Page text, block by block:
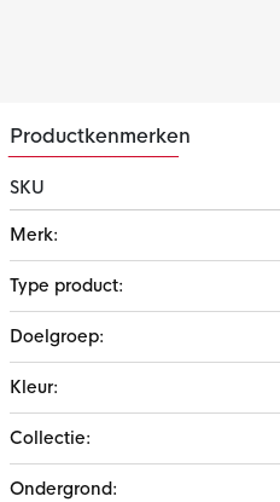
Productkenmerken
SKU
informatie